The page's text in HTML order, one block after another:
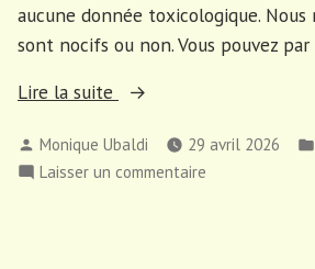
aucune donnée toxicologique. Nous
sont nocifs ou non. Vous pouvez
Lire la suite
« Pourquoi
moins
de
Publié
par
Monique Ubaldi 29 avril 2026
Laisser un commentaire